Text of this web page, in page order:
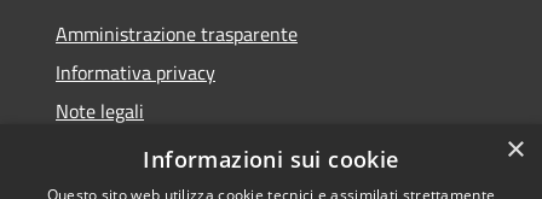
Amministrazione trasparente
Informativa privacy
Note legali
Dichiarazione di accessibilità
×
Informazioni sui cookie
Questo sito web utilizza cookie tecnici e assimilati strettamente